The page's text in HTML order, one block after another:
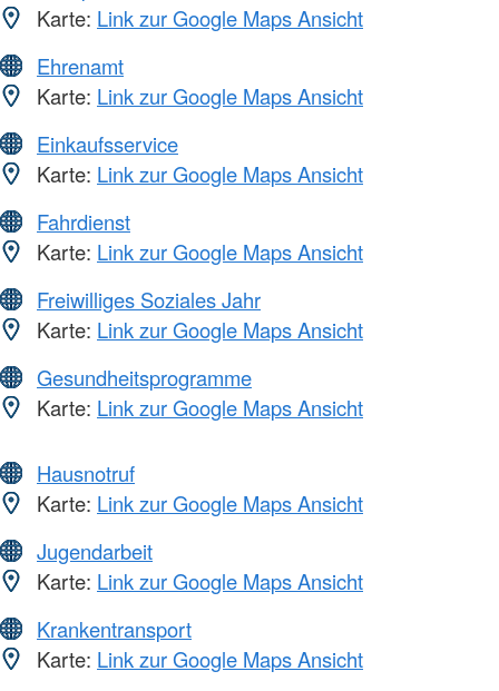
Karte: Link zur Google Maps Ansicht
Ehrenamt
Karte: Link zur Google Maps Ansicht
Einkaufsservice
Karte: Link zur Google Maps Ansicht
Fahrdienst
Karte: Link zur Google Maps Ansicht
Freiwilliges Soziales Jahr
Karte: Link zur Google Maps Ansicht
Gesundheitsprogramme
Karte: Link zur Google Maps Ansicht
Hausnotruf
Karte: Link zur Google Maps Ansicht
Jugendarbeit
Karte: Link zur Google Maps Ansicht
Krankentransport
Karte: Link zur Google Maps Ansicht